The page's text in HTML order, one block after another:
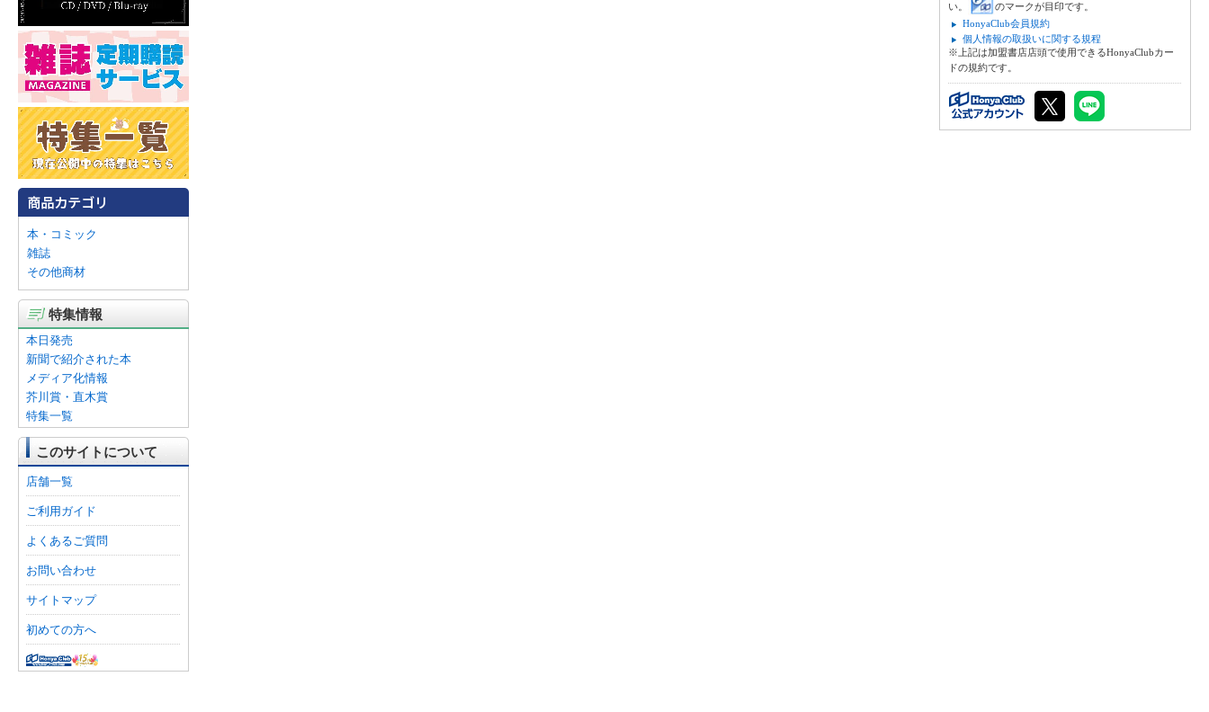
本・コミック
雑誌
その他商材
特集情報
本日発売
新聞で紹介された本
メディア化情報
芥川賞・直木賞
特集一覧
このサイトについて
店舗一覧
ご利用ガイド
よくあるご質問
お問い合わせ
サイトマップ
初めての方へ
い。
のマークが目印です。
HonyaClub会員規約
個人情報の取扱いに関する規程
※上記は加盟書店店頭で使用できるHonyaClubカー
ドの規約です。